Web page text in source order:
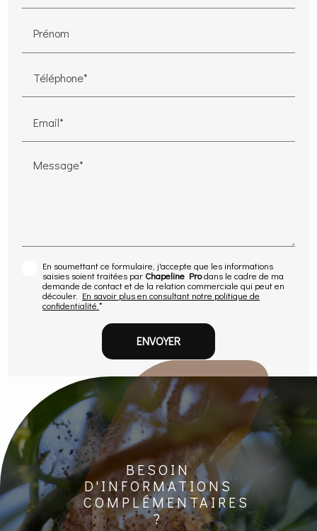
Prénom
Téléphone*
Email*
Message*
En soumettant ce formulaire, j'accepte que les informations
saisies soient traitées par Chapeline Prodans le cadre de ma
demande de contact et de la relation commerciale qui peut en
découler. En savoir plus en consultant notre politique de
confidentialité.*
BESOIN
D'INFORMATIONS
COMPLÉMENTAIRES
?